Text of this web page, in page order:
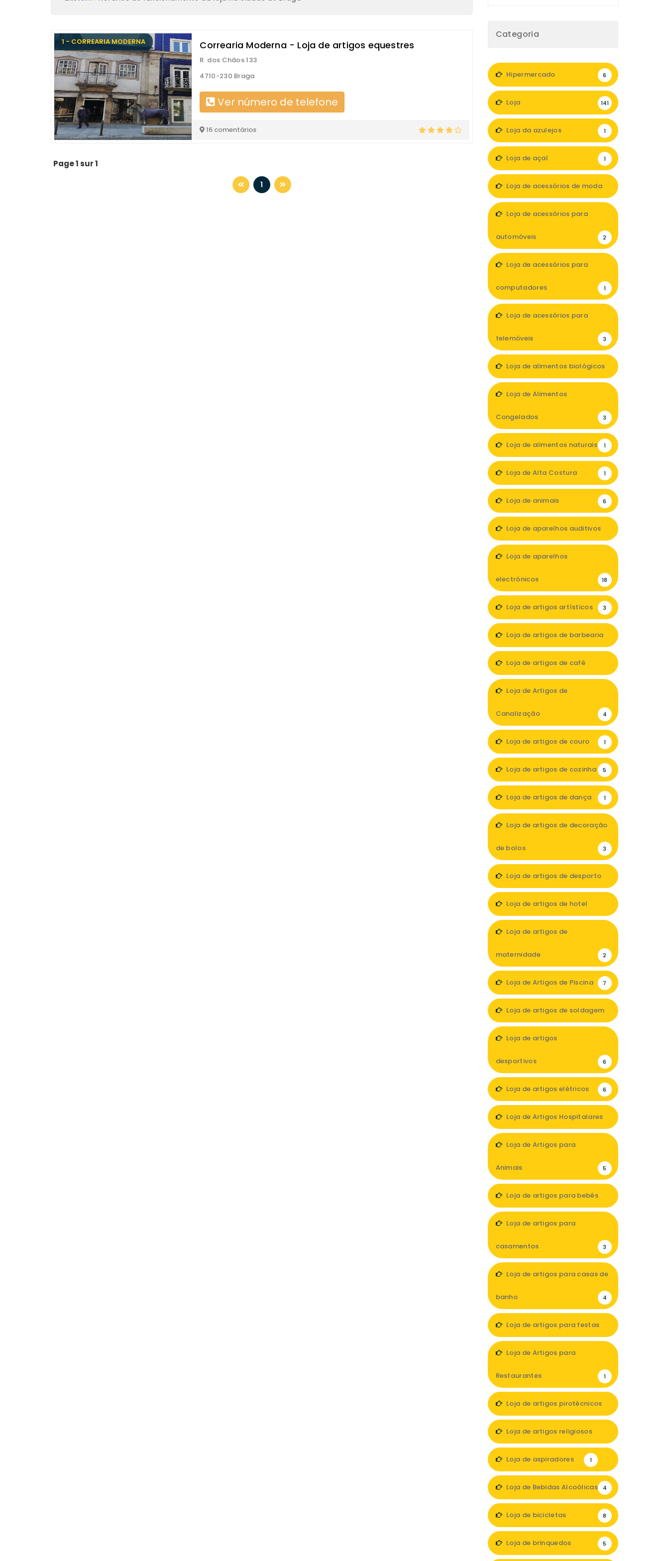
1 - CORREARIA MODERNA Correaria Moderna - Loja de artigos equestres
R. dos Chãos 133
4710-230 Braga
Ver número de telefone
16 comentários
Page 1 sur 1
1
Categoria
Hipermercado 6
Loja 141
Loja da azulejos 1
Loja de açaí 1
Loja de acessórios de moda
Loja de acessórios para
automóveis 2
Loja de acessórios para
computadores 1
Loja de acessórios para
telemóveis 3
Loja de alimentos biológicos
Loja de Alimentos
Congelados 3
Loja de alimentos naturais 1
Loja de Alta Costura 1
Loja de animais 6
Loja de aparelhos auditivos
Loja de aparelhos
electrónicos 18
Loja de artigos artísticos 3
Loja de artigos de barbearia
Loja de artigos de café
Loja de Artigos de
Canalização 4
Loja de artigos de couro 1
Loja de artigos de cozinha 5
Loja de artigos de dança 1
Loja de artigos de decoração
de bolos 3
Loja de artigos de desporto
Loja de artigos de hotel
Loja de artigos de
maternidade 2
Loja de Artigos de Piscina 7
Loja de artigos de soldagem
Loja de artigos
desportivos 6
Loja de artigos elétricos 6
Loja de Artigos Hospitalares
Loja de Artigos para
Animais 5
Loja de artigos para bebés
Loja de artigos para
casamentos 3
Loja de artigos para casas de
banho 4
Loja de artigos para festas
Loja de Artigos para
Restaurantes 1
Loja de artigos pirotécnicos
Loja de artigos religiosos
Loja de aspiradores 1
Loja de Bebidas Alcoólicas 4
Loja de bicicletas 8
Loja de brinquedos 5